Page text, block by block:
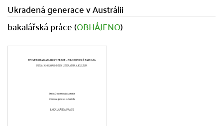
Ukradená generace v Austrálii
bakalářská práce (OBHÁJENO)